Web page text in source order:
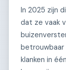
In 2025 zijn
dat ze vaak
betrouwbaar
klanken in